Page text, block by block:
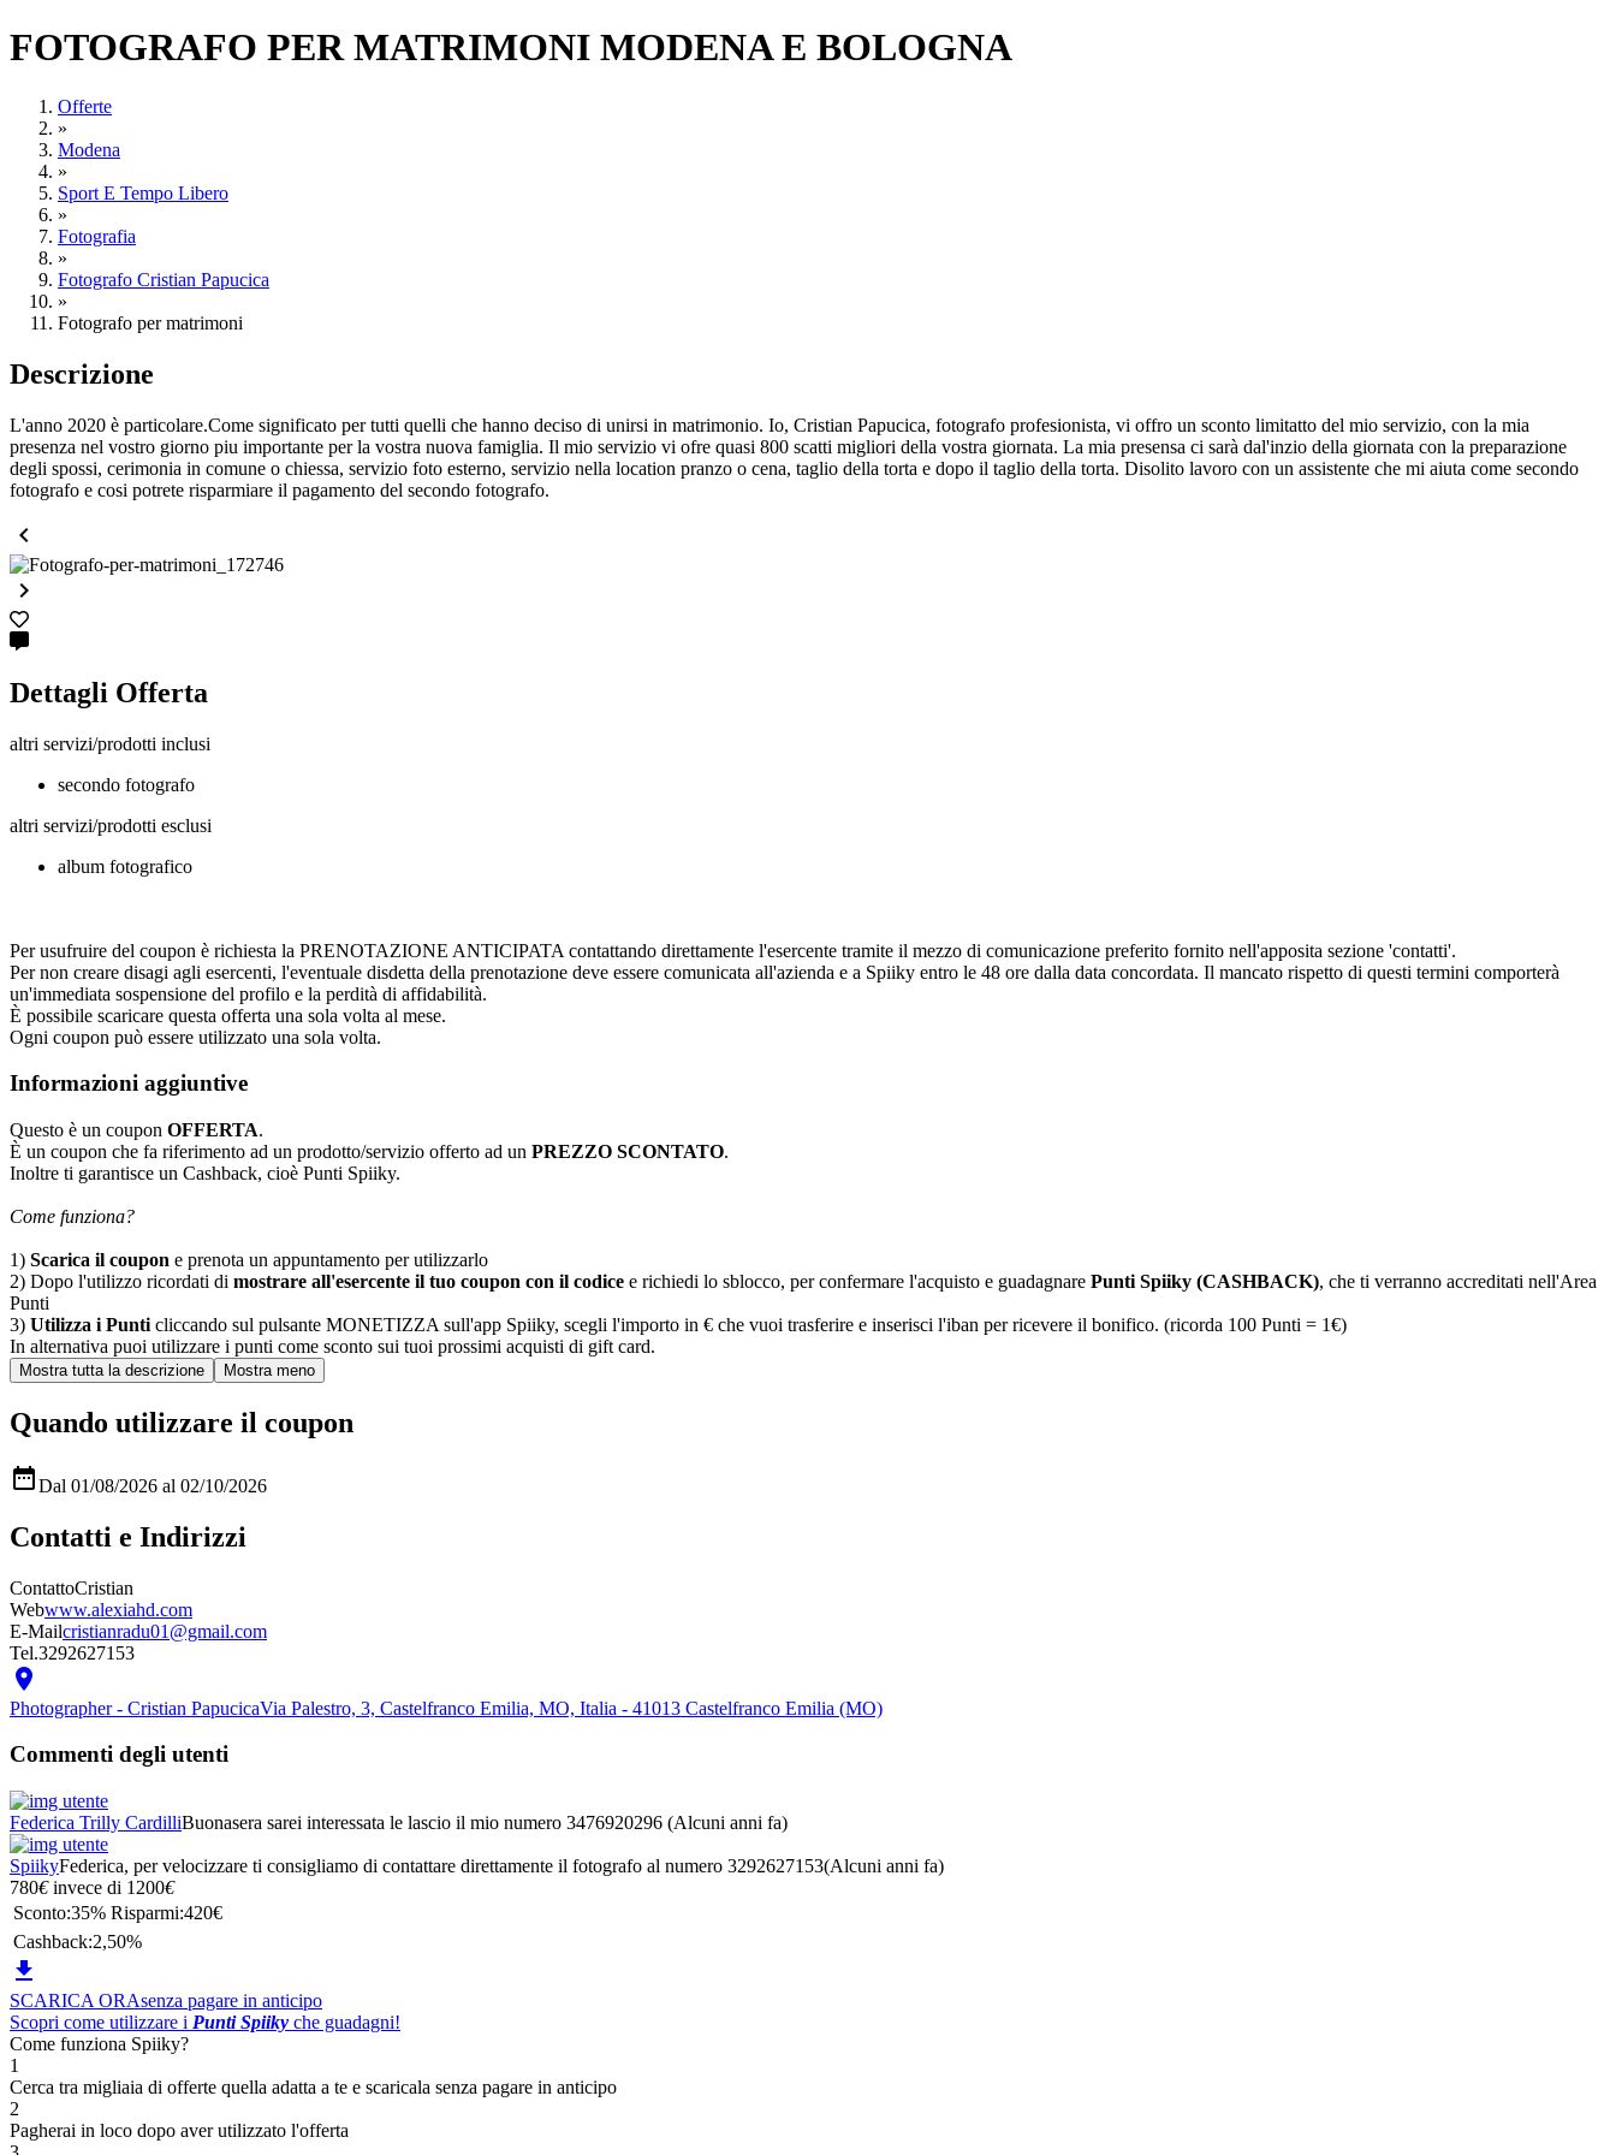
FOTOGRAFO PER MATRIMONI MODENA E BOLOGNA
Offerte
»
Modena
»
Sport E Tempo Libero
»
Fotografia
»
Fotografo Cristian Papucica
»
Fotografo per matrimoni
Descrizione
L'anno 2020 è particolare.Come significato per tutti quelli che hanno deciso di unirsi in matrimonio. Io, Cristian Papucica, fotografo profesionista, vi offro un sconto limitatto del mio servizio, con la mia
presenza nel vostro giorno piu importante per la vostra nuova famiglia. Il mio servizio vi ofre quasi 800 scatti migliori della vostra giornata. La mia presensa ci sarà dal'inzio della giornata con la preparazione
degli spossi, cerimonia in comune o chiessa, servizio foto esterno, servizio nella location pranzo o cena, taglio della torta e dopo il taglio della torta. Disolito lavoro con un assistente che mi aiuta come secondo
fotografo e cosi potrete risparmiare il pagamento del secondo fotografo.


Dettagli Offerta
altri servizi/prodotti inclusi
secondo fotografo
altri servizi/prodotti esclusi
album fotografico
Per usufruire del coupon è richiesta la PRENOTAZIONE ANTICIPATA contattando direttamente l'esercente tramite il mezzo di comunicazione preferito fornito nell'apposita sezione 'contatti'.
Per non creare disagi agli esercenti, l'eventuale disdetta della prenotazione deve essere comunicata all'azienda e a Spiiky entro le 48 ore dalla data concordata. Il mancato rispetto di questi termini comporterà
un'immediata sospensione del profilo e la perdità di affidabilità.
È possibile scaricare questa offerta una sola volta al mese.
Ogni coupon può essere utilizzato una sola volta.
Informazioni aggiuntive
Questo è un coupon OFFERTA.
È un coupon che fa riferimento ad un prodotto/servizio offerto ad un PREZZO SCONTATO.
Inoltre ti garantisce un Cashback, cioè Punti Spiiky.
Come funziona?
1) Scarica il coupon e prenota un appuntamento per utilizzarlo
2) Dopo l'utilizzo ricordati di mostrare all'esercente il tuo coupon con il codice e richiedi lo sblocco, per confermare l'acquisto e guadagnare Punti Spiiky (CASHBACK), che ti verranno accreditati nell'Area
Punti
3) Utilizza i Punti cliccando sul pulsante MONETIZZA sull'app Spiiky, scegli l'importo in € che vuoi trasferire e inserisci l'iban per ricevere il bonifico. (ricorda 100 Punti = 1€)
In alternativa puoi utilizzare i punti come sconto sui tuoi prossimi acquisti di gift card.
Quando utilizzare il coupon
Dal 01/08/2026 al 02/10/2026
Contatti e Indirizzi
ContattoCristian
Webwww.alexiahd.com
E-Mailcristianradu01@gmail.com
Tel.3292627153

Photographer - Cristian PapucicaVia Palestro, 3, Castelfranco Emilia, MO, Italia - 41013 Castelfranco Emilia (MO)
Commenti degli utenti
Federica Trilly CardilliBuonasera sarei interessata le lascio il mio numero 3476920296 (Alcuni anni fa)
SpiikyFederica, per velocizzare ti consigliamo di contattare direttamente il fotografo al numero 3292627153(Alcuni anni fa)
780€ invece di 1200€
Sconto:35% Risparmi:420€
Cashback:2,50%

SCARICA ORAsenza pagare in anticipo
Scopri come utilizzare i Punti Spiiky che guadagni!
Come funziona Spiiky?
1
Cerca tra migliaia di offerte quella adatta a te e scaricala senza pagare in anticipo
2
Pagherai in loco dopo aver utilizzato l'offerta